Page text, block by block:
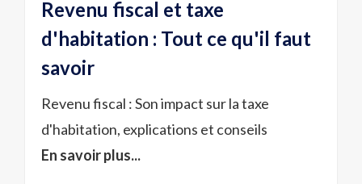
Revenu fiscal et taxe
d'habitation : Tout ce qu'il faut
savoir
Revenu fiscal : Son impact sur la taxe
d'habitation, explications et conseils
En savoir plus...